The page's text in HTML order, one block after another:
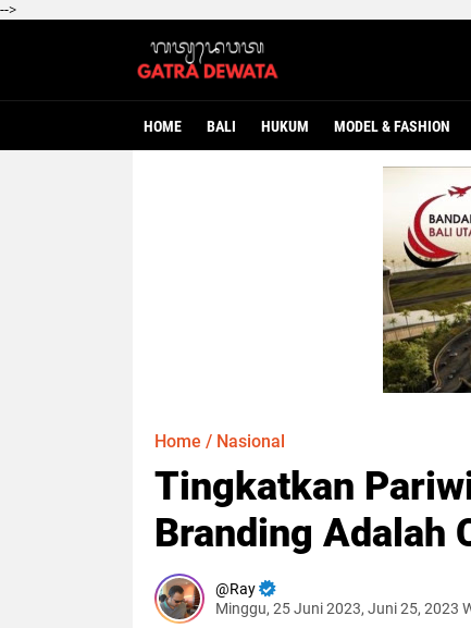
-->
HOME BALI HUKUM MODEL & FASHION
Home / Nasional
Tingkatkan
Branding Adalah
Ray
Minggu, 25 Juni 2023, Juni 25, 2023